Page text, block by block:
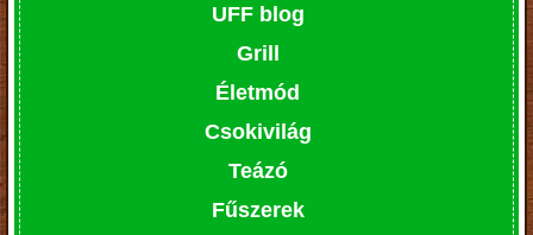
UFF blog
Grill
Életmód
Csokivilág
Teázó
Fűszerek